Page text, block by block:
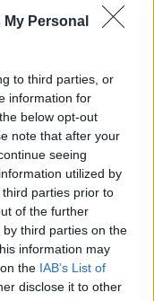
Personal
to third parties, or
information for
below opt-out
note that after your
seeing
utilized by
parties prior to
of the further
third parties on the
information may
the IAB’s List of
disclose it to other